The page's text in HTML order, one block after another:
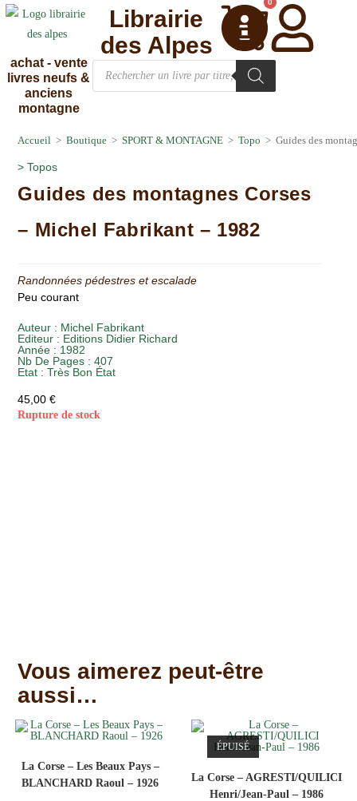
achat - vente
livres neufs &
anciens
montagne
0
Librairie
des Alpes
Accueil > Boutique > SPORT & MONTAGNE > Topo > Guides des
>Topos
Guides des montagnes Corses
– Michel Fabrikant – 1982
Randonnées pédestres et escalade
Peu courant
Auteur : Michel Fabrikant
Editeur : Editions Didier Richard
Année : 1982
Nb De Pages : 407
Etat :Très Bon État
45,00€
Rupture de stock
Vous aimerez peut-être
aussi…
La Corse – Les Beaux Pays –
BLANCHARD Raoul – 1926
ÉPUISÉ
La Corse – AGRESTI/QUILICI
Henri/Jean-Paul – 1986